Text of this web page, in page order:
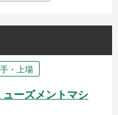
・上場
ーズメントマシ